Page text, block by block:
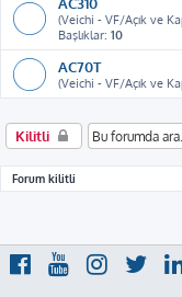
(Veichi - VF/Açık ve
Başlıklar: 10
AC70T
(Veichi - VF/Açık ve
Kilitli
Forum kilitli